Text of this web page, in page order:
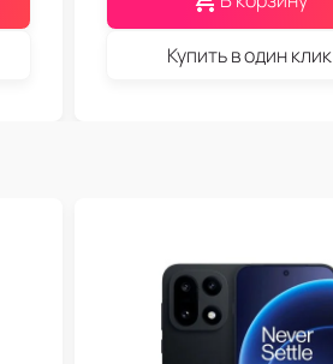
Купить в один клик